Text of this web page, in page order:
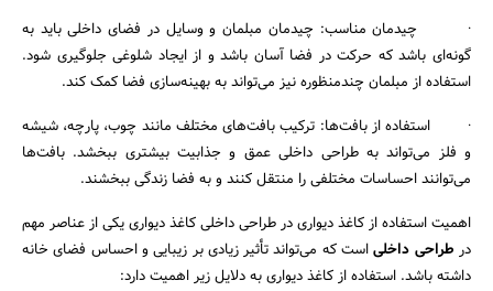
جستجو
· چیدمان مناسب: چیدمان مبلمان و وسایل در فضای داخلی باید به
گونه‌ای باشد که حرکت در فضا آسان باشد و از ایجاد شلوغی جلوگیری شود.
استفاده از مبلمان چندمنظوره نیز می‌تواند به بهینه‌سازی فضا کمک کند.
· استفاده از بافت‌ها: ترکیب بافت‌های مختلف مانند چوب، پارچه، شیشه
و فلز می‌تواند به طراحی داخلی عمق و جذابیت بیشتری ببخشد. بافت‌ها
می‌توانند احساسات مختلفی را منتقل کنند و به فضا زندگی ببخشند.
اهمیت استفاده از کاغذ دیواری در طراحی داخلی کاغذ دیواری یکی از عناصر مهم
در طراحی داخلیاست که می‌تواند تأثیر زیادی بر زیبایی و احساس فضای خانه
داشته باشد. استفاده از کاغذ دیواری به دلایل زیر اهمیت دارد: